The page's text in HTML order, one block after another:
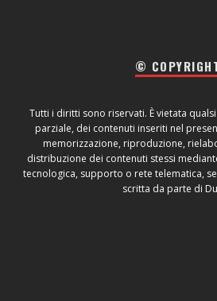
©
Tutti i diritti sono riservati. È vietata
parziale, dei contenuti inseriti nel
memorizzazione, riproduzione,
distribuzione dei contenuti stessi
tecnologica, supporto o rete telematica,
scritta da parte di